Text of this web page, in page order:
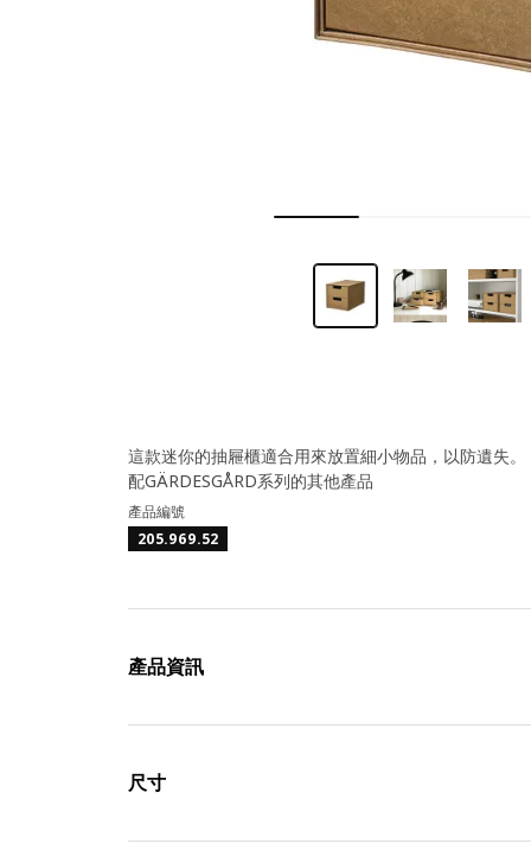
這款迷你的抽屜櫃適合用來放置細小物品，以防遺失
配GÄRDESGÅRD系列的其他產品
產品編號
205.969.52
產品資訊
尺寸